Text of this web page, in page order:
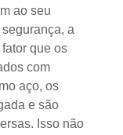
ao seu
a
que os
com
aço, os
e são
Isso não